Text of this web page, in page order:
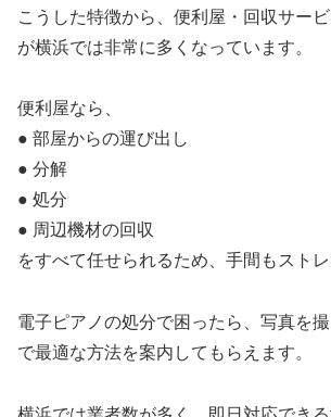
こうした特徴から、便利屋・回収サー
が横浜では非常に多くなっています。
便利屋なら、
● 部屋からの運び出し
● 分解
● 処分
● 周辺機材の回収
をすべて任せられるため、手間もストレ
電子ピアノの処分で困ったら、写真を
で最適な方法を案内してもらえます。